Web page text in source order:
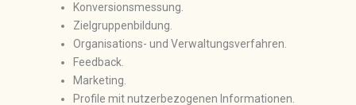
Konversionsmessung.
Zielgruppenbildung.
Organisations- und Verwaltungsverfahren.
Feedback.
Marketing.
Profile mit nutzerbezogenen Informationen.